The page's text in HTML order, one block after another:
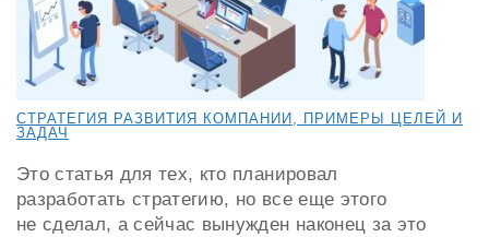
СТРАТЕГИЯ РАЗВИТИЯ КОМПАНИИ, ПРИМЕРЫ ЦЕЛЕЙ И
ЗАДАЧ
Это статья для тех, кто планировал
разработать стратегию, но все еще этого
не сделал, а сейчас вынужден наконец за это